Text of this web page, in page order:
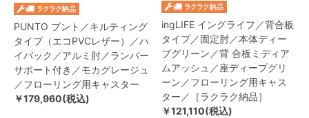
PUNTO プント／キルティング
タイプ（エコPVCレザー）／ハ
イバック／アルミ肘／ランバー
サポート付き／モカグレージュ
／フローリング用キャスター
￥179,960(税込)
ingLIFE イングライフ／背合板
タイプ／固定肘／本体ディー
プグリーン／背 合板ミディア
ムアッシュ／座ディープグリ
ーン／フローリング用キャス
ター／［ラクラク納品］
￥121,110(税込)